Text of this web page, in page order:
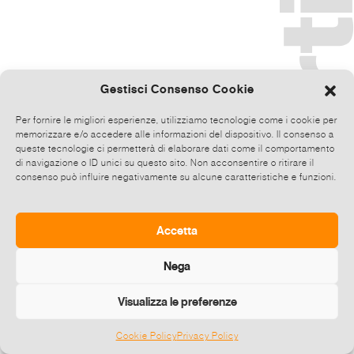
Gestisci Consenso Cookie
Per fornire le migliori esperienze, utilizziamo tecnologie come i cookie per
memorizzare e/o accedere alle informazioni del dispositivo. Il consenso a
queste tecnologie ci permetterà di elaborare dati come il comportamento
di navigazione o ID unici su questo sito. Non acconsentire o ritirare il
consenso può influire negativamente su alcune caratteristiche e funzioni.
Accetta
Nega
Visualizza le preferenze
Cookie PolicyPrivacy Policy
©2026 E-zine